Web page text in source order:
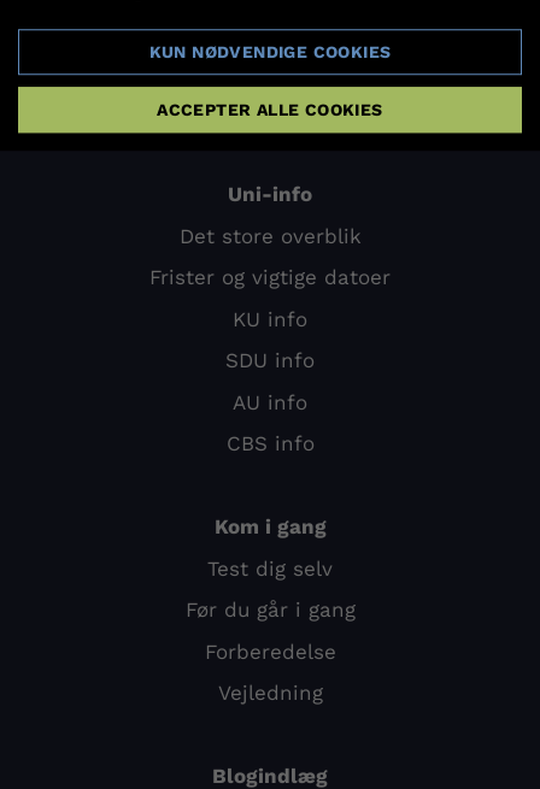
Optagelse på KU
Optagelse på SDU
Optagelse på AU
Uni-info
Det store overblik
Frister og vigtige datoer
KU info
SDU info
AU info
CBS info
Kom i gang
Test dig selv
Før du går i gang
Forberedelse
Vejledning
Blogindlæg
KUN NØDVENDIGE COOKIES
ACCEPTER ALLE COOKIES